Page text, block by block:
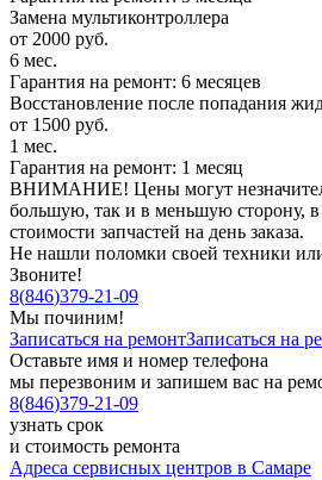
Замена мультиконтроллера
от 2000 руб.
6 мес.
Гарантия на ремонт: 6 месяцев
Восстановление после попадания
от 1500 руб.
1 мес.
Гарантия на ремонт: 1 месяц
ВНИМАНИЕ! Цены могут
большую, так и в меньшую сторону, в
стоимости запчастей на день заказа.
Не нашли поломки своей техники
Звоните!
8(846)379-21-09
Мы починим!
Записаться на ремонтЗаписаться на
Оставьте имя и номер телефона
мы перезвоним и запишем вас на
8(846)379-21-09
узнать срок
и стоимость ремонта
Адреса сервисных центров в Самаре